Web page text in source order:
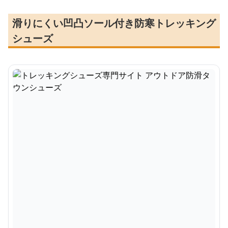
滑りにくい凹凸ソール付き防寒トレッキング
シューズ